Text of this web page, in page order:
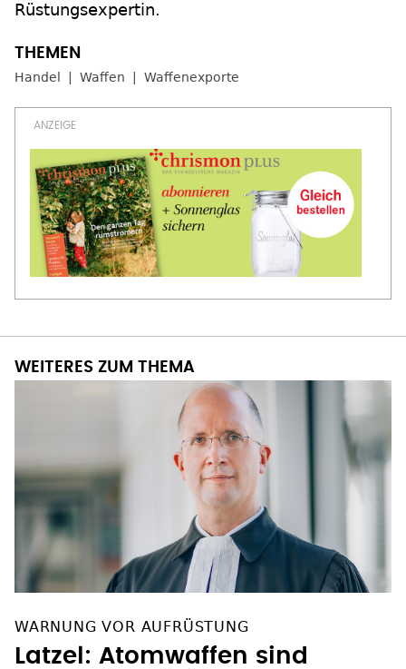
Rüstungsexpertin.
Handel Waffen Waffenexporte
WEITERES ZUM THEMA
WARNUNG VOR AUFRÜSTUNG
Latzel: Atomwaffen sind